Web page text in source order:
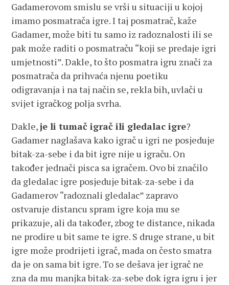
Gadamerovom smislu se vrši u situaciji u kojoj
imamo posmatrača igre. I taj posmatrač, kaže
Gadamer, može biti tu samo iz radoznalosti ili se
pak može raditi o posmatraču “koji se predaje igri
umjetnosti”. Dakle, to što posmatra igru znači za
posmatrača da prihvaća njenu poetiku
odigravanja i na taj način se, rekla bih, uvlači u
svijet igračkog polja svrha.
Dakle,je li tumač igrač ili gledalac igre?
Gadamer naglašava kako igrač u igri ne posjeduje
bitak-za-sebe i da bit igre nije u igraču. On
također jednači pisca sa igračem. Ovo bi značilo
da gledalac igre posjeduje bitak-za-sebe i da
Gadamerov “radoznali gledalac” zapravo
ostvaruje distancu spram igre koja mu se
prikazuje, ali da također, zbog te distance, nikada
ne prodire u bit same te igre. S druge strane, u bit
igre može prodrijeti igrač, mada on često smatra
da je on sama bit igre. To se dešava jer igrač ne
zna da mu manjka bitak-za-sebe dok igra igru i jer